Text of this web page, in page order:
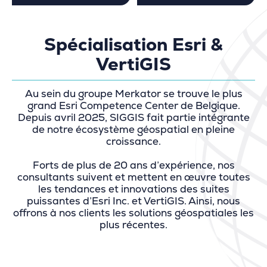
Spécialisation Esri &
VertiGIS
Au sein du groupe Merkator se trouve le plus
grand Esri Competence Center de Belgique.
Depuis avril 2025, SIGGIS fait partie intégrante
de notre écosystème géospatial en pleine
croissance.
Forts de plus de 20 ans d’expérience, nos
consultants suivent et mettent en œuvre toutes
les tendances et innovations des suites
puissantes d’Esri Inc. et VertiGIS. Ainsi, nous
offrons à nos clients les solutions géospatiales les
plus récentes.